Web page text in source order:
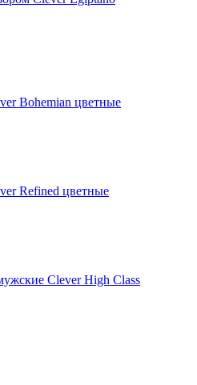
Bohemian цветные
Refined цветные
Clever High Class